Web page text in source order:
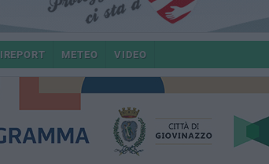
IREPORT METEO VIDEO